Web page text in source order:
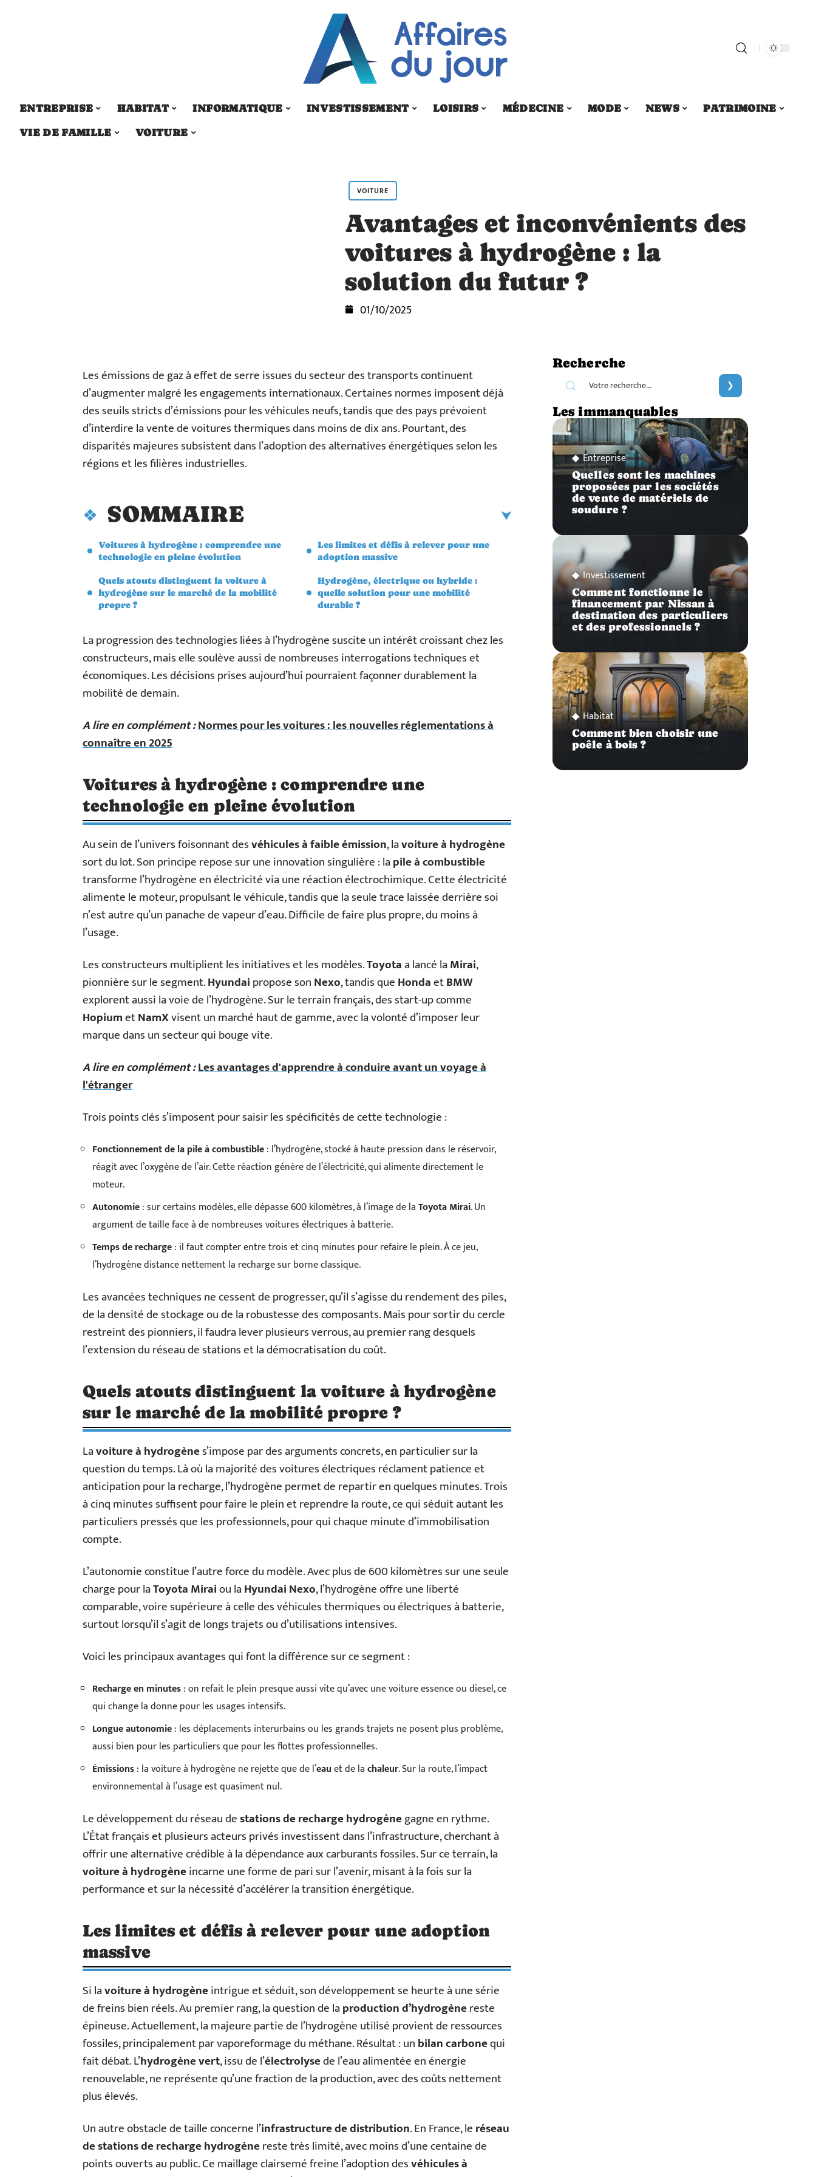
ENTREPRISE HABITAT INFORMATIQUE INVESTISSEMENT LOISIRS MÉDECINE MODE NEWS
PATRIMOINE
VIE DE FAMILLE
VOITURE
VOITURE
Avantages et inconvénients des
voitures à hydrogène : la
solution du futur ?
01/10/2025
Les émissions de gaz à effet de serre issues du secteur des transports continuent
d’augmenter malgré les engagements internationaux. Certaines normes imposent déjà
des seuils stricts d’émissions pour les véhicules neufs, tandis que des pays prévoient
d’interdire la vente de voitures thermiques dans moins de dix ans. Pourtant, des
disparités majeures subsistent dans l’adoption des alternatives énergétiques selon les
régions et les filières industrielles.
SOMMAIRE
Voitures à hydrogène : comprendre une
technologie en pleine évolution
Quels atouts distinguent la voiture à
hydrogène sur le marché de la mobilité
propre ?
Les limites et défis à relever pour une
adoption massive
Hydrogène, électrique ou hybride :
quelle solution pour une mobilité
durable ?
La progression des technologies liées à l’hydrogène suscite un intérêt croissant chez les
constructeurs, mais elle soulève aussi de nombreuses interrogations techniques et
économiques. Les décisions prises aujourd’hui pourraient façonner durablement la
mobilité de demain.
A lire en complément :Normes pour les voitures : les nouvelles réglementations à
connaître en 2025
Voitures à hydrogène : comprendre une
technologie en pleine évolution
Au sein de l’univers foisonnant desvéhicules à faible émission, lavoiture à hydrogène
sort du lot. Son principe repose sur une innovation singulière : lapile à combustible
transforme l’hydrogène en électricité via une réaction électrochimique. Cette électricité
alimente le moteur, propulsant le véhicule, tandis que la seule trace laissée derrière soi
n’est autre qu’un panache de vapeur d’eau. Difficile de faire plus propre, du moins à
l’usage.
Les constructeurs multiplient les initiatives et les modèles.Toyotaa lancé laMirai,
pionnière sur le segment.Hyundaipropose sonNexo, tandis queHondaetBMW
explorent aussi la voie de l’hydrogène. Sur le terrain français, des start-up comme
HopiumetNamXvisent un marché haut de gamme, avec la volonté d’imposer leur
marque dans un secteur qui bouge vite.
A lire en complément :Les avantages d'apprendre à conduire avant un voyage à
l'étranger
Trois points clés s’imposent pour saisir les spécificités de cette technologie :
Fonctionnement de la pile à combustible: l’hydrogène, stocké à haute pression dans le réservoir,
réagit avec l’oxygène de l’air. Cette réaction génère de l’électricité, qui alimente directement le
moteur.
Autonomie: sur certains modèles, elle dépasse 600 kilomètres, à l’image de laToyota Mirai. Un
argument de taille face à de nombreuses voitures électriques à batterie.
Temps de recharge: il faut compter entre trois et cinq minutes pour refaire le plein. À ce jeu,
l’hydrogène distance nettement la recharge sur borne classique.
Les avancées techniques ne cessent de progresser, qu’il s’agisse du rendement des piles,
de la densité de stockage ou de la robustesse des composants. Mais pour sortir du cercle
restreint des pionniers, il faudra lever plusieurs verrous, au premier rang desquels
l’extension du réseau de stations et la démocratisation du coût.
Quels atouts distinguent la voiture à hydrogène
sur le marché de la mobilité propre ?
Lavoiture à hydrogènes’impose par des arguments concrets, en particulier sur la
question du temps. Là où la majorité des voitures électriques réclament patience et
anticipation pour la recharge, l’hydrogène permet de repartir en quelques minutes. Trois
à cinq minutes suffisent pour faire le plein et reprendre la route, ce qui séduit autant les
particuliers pressés que les professionnels, pour qui chaque minute d’immobilisation
compte.
L’autonomie constitue l’autre force du modèle. Avec plus de 600 kilomètres sur une seule
charge pour laToyota Miraiou laHyundai Nexo, l’hydrogène offre une liberté
comparable, voire supérieure à celle des véhicules thermiques ou électriques à batterie,
surtout lorsqu’il s’agit de longs trajets ou d’utilisations intensives.
Voici les principaux avantages qui font la différence sur ce segment :
Recharge en minutes: on refait le plein presque aussi vite qu’avec une voiture essence ou diesel, ce
qui change la donne pour les usages intensifs.
Longue autonomie: les déplacements interurbains ou les grands trajets ne posent plus problème,
aussi bien pour les particuliers que pour les flottes professionnelles.
Émissions: la voiture à hydrogène ne rejette que de l’eauet de lachaleur. Sur la route, l’impact
environnemental à l’usage est quasiment nul.
Le développement du réseau destations de recharge hydrogènegagne en rythme.
L’État français et plusieurs acteurs privés investissent dans l’infrastructure, cherchant à
offrir une alternative crédible à la dépendance aux carburants fossiles. Sur ce terrain, la
voiture à hydrogèneincarne une forme de pari sur l’avenir, misant à la fois sur la
performance et sur la nécessité d’accélérer la transition énergétique.
Les limites et défis à relever pour une adoption
massive
Si lavoiture à hydrogèneintrigue et séduit, son développement se heurte à une série
de freins bien réels. Au premier rang, la question de laproduction d’hydrogènereste
épineuse. Actuellement, la majeure partie de l’hydrogène utilisé provient de ressources
fossiles, principalement par vaporeformage du méthane. Résultat : unbilan carbonequi
fait débat. L’hydrogène vert, issu de l’électrolysede l’eau alimentée en énergie
renouvelable, ne représente qu’une fraction de la production, avec des coûts nettement
plus élevés.
Un autre obstacle de taille concerne l’infrastructure de distribution. En France, leréseau
de stations de recharge hydrogènereste très limité, avec moins d’une centaine de
points ouverts au public. Ce maillage clairsemé freine l’adoption desvéhicules à
Recherche
Les immanquables
Entreprise
Quelles sont les machines
proposées par les sociétés
de vente de matériels de
soudure ?
Investissement
Comment fonctionne le
financement par Nissan à
destination des particuliers
et des professionnels ?
Habitat
Comment bien choisir une
poêle à bois ?